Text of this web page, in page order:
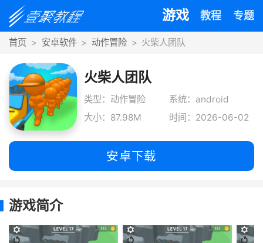
游戏 教程 专题
首页 安卓软件 动作冒险 火柴人团队
火柴人团队
类型：动作冒险
系统：android
大小：87.98M
时间：2026-06-02
安卓下载
游戏简介